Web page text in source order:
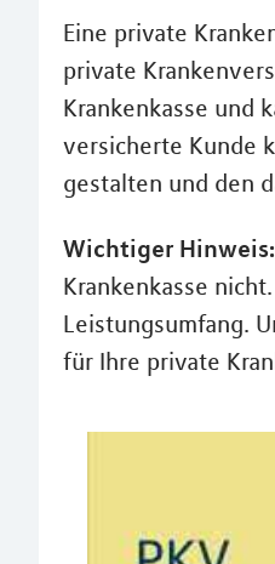
Eine private
private
Krankenkasse und
versicherte Kunde
gestalten und den
Wichtiger Hinweis:
Krankenkasse
Leistungsumfang.
für Ihre private